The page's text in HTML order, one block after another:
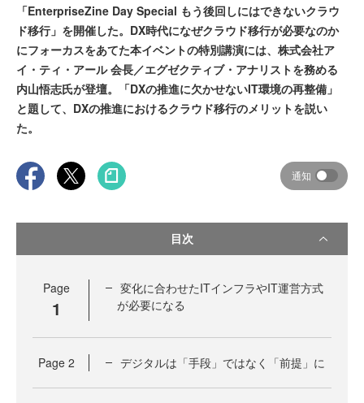
「EnterpriseZine Day Special もう後回しにはできないクラウ
ド移行」を開催した。DX時代になぜクラウド移行が必要なのか
にフォーカスをあてた本イベントの特別講演には、株式会社ア
イ・ティ・アール 会長／エグゼクティブ・アナリストを務める
内山悟志氏が登壇。「DXの推進に欠かせないIT環境の再整備」
と題して、DXの推進におけるクラウド移行のメリットを説い
た。
通知
目次
Page
1
変化に合わせたITインフラやIT運営方式
が必要になる
Page 2 デジタルは「手段」ではなく「前提」に